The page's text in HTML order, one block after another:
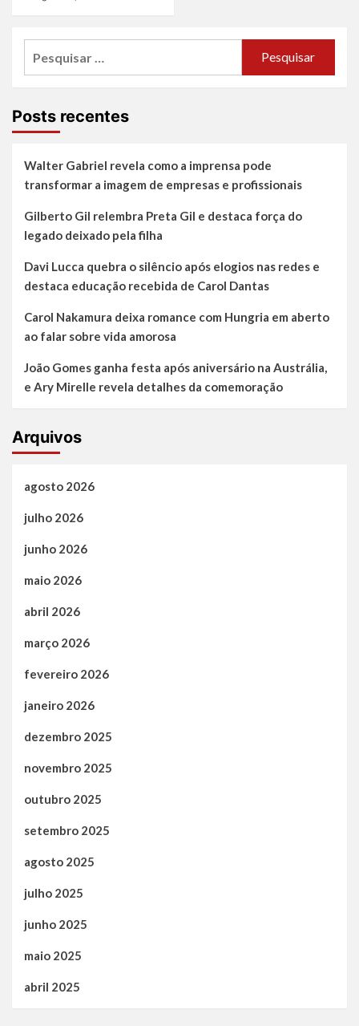
Posts recentes
Walter Gabriel revela como a imprensa pode
transformar a imagem de empresas e profissionais
Gilberto Gil relembra Preta Gil e destaca força do
legado deixado pela filha
Davi Lucca quebra o silêncio após elogios nas redes e
destaca educação recebida de Carol Dantas
Carol Nakamura deixa romance com Hungria em aberto
ao falar sobre vida amorosa
João Gomes ganha festa após aniversário na Austrália,
e Ary Mirelle revela detalhes da comemoração
Arquivos
agosto 2026
julho 2026
junho 2026
maio 2026
abril 2026
março 2026
fevereiro 2026
janeiro 2026
dezembro 2025
novembro 2025
outubro 2025
setembro 2025
agosto 2025
julho 2025
junho 2025
maio 2025
abril 2025